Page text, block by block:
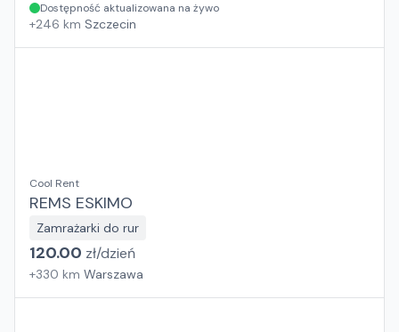
Dostępność aktualizowana na żywo
+246 km Szczecin
Cool Rent
REMS ESKIMO
Zamrażarki do rur
120.00 zł/dzień
+330 km Warszawa